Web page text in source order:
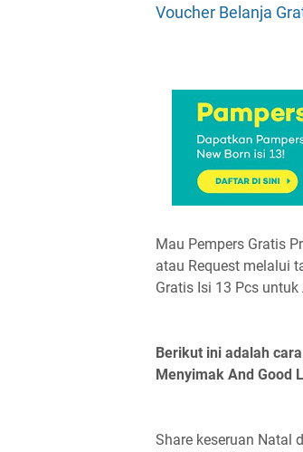
Voucher Belanja
Mau Pempers Gratis
atau Request melalui
Gratis Isi 13 Pcs untuk
Berikut ini adalah
Menyimak And Good
Share keseruan Natal